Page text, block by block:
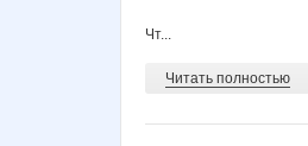
Чт...
Читать полностью